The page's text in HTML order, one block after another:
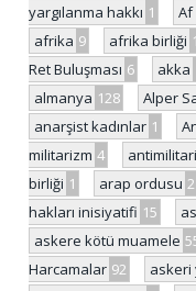
yargılanma hakkı 1 Af
afrika 9 afrika birliği 1
Ret Buluşması 6 akka
almanya 128 Alper
anarşist kadınlar 1
militarizm 4
birliği 1 arap ordusu 2
hakları inisiyatifi 15
askere kötü muamele
Harcamalar 92 askeri